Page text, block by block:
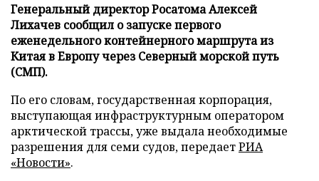
Генеральный директор Росатома Алексей
Лихачев сообщил о запуске первого
еженедельного контейнерного маршрута из
Китая в Европу через Северный морской путь
(СМП).
По его словам, государственная корпорация,
выступающая инфраструктурным оператором
арктической трассы, уже выдала необходимые
разрешения для семи судов, передаетРИА
«Новости».